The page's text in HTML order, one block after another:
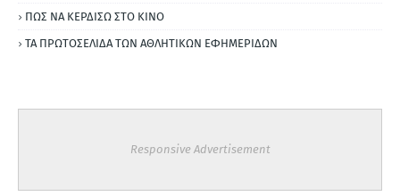
ΠΩΣ ΝΑ ΚΕΡΔΙΣΩ ΣΤΟ ΚΙΝΟ
ΤΑ ΠΡΩΤΟΣΕΛΙΔΑ ΤΩΝ ΑΘΛΗΤΙΚΩΝ ΕΦΗΜΕΡΙΔΩΝ
Responsive Advertisement